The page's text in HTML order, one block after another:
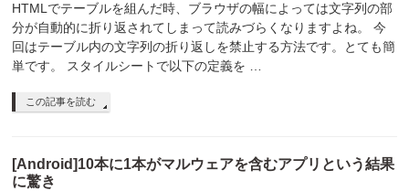
HTMLでテーブルを組んだ時、ブラウザの幅によっては文字列の部
分が自動的に折り返されてしまって読みづらくなりますよね。 今
回はテーブル内の文字列の折り返しを禁止する方法です。とても簡
単です。 スタイルシートで以下の定義を …
この記事を読む
[Android]10本に1本がマルウェアを含むアプリという結果
に驚き